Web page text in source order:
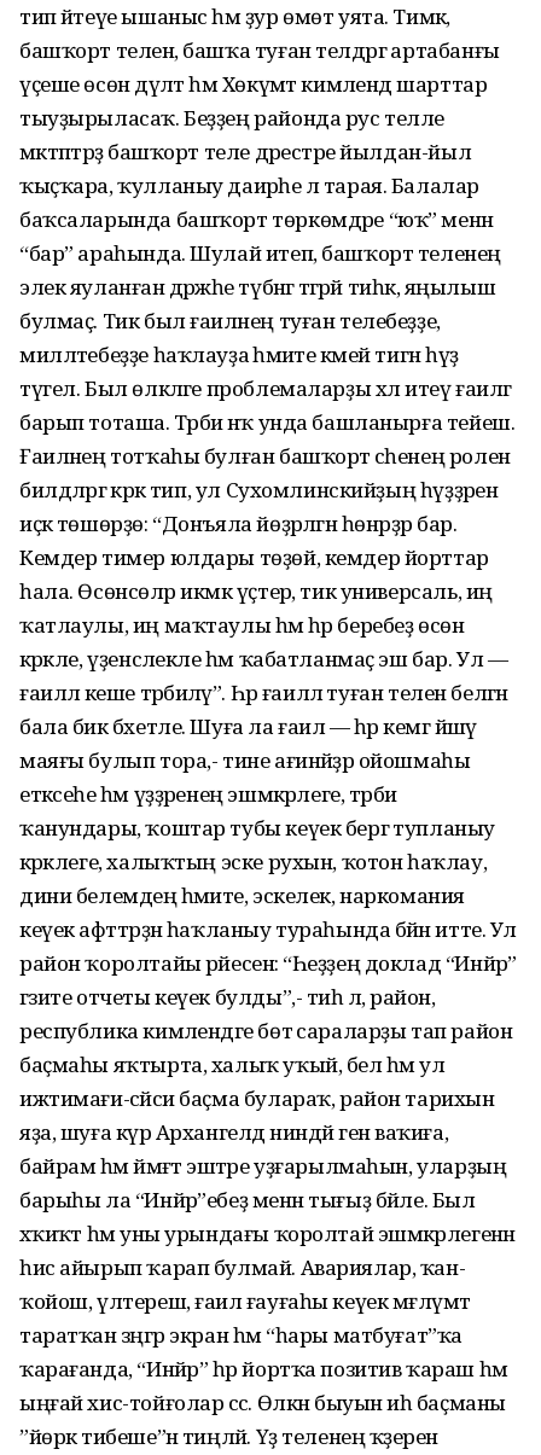
тип әйтеүе ышаныс һәм ҙур өмөт уята. Тимәк,
башҡорт теленә, башҡа туған телдәргә артабанғы
үҫеше өсөн дәүләт һәм Хөкүмәт кимәлендә шарттар
тыуҙырыласаҡ. Беҙҙең районда рус телле
мәктәптәрҙә башҡорт теле дәрестәре йылдан-йыл
ҡыҫҡара, ҡулланыу даирәһе лә тарая. Балалар
баҡсаларында башҡорт төркөмдәре “юҡ” менән
“бар” араһында. Шулай итеп, башҡорт теленең
элек яуланған дәрәжәһе түбәнгә тәгәрәй тиһәк, яңылыш
булмаҫ. Тик был ғаиләнең туған телебеҙҙе,
милләтебеҙҙе һаҡлауҙа әһәмиәте кәмей тигән һүҙ
түгел. Был өлкәләге проблемаларҙы хәл итеү ғаиләгә
барып тоташа. Тәрбиә нәҡ унда башланырға тейеш.
Ғаиләнең тотҡаһы булған башҡорт әсәһенең ролен
билдәләргә кәрәк тип, ул Сухомлинскийҙың һүҙҙәрен
иҫкә төшөрҙө: “Донъяла йөҙәрләгән һөнәрҙәр бар.
Кемдер тимер юлдары төҙөй, кемдер йорттар
һала. Өсөнсөләр икмәк үҫтерә, тик универсаль, иң
ҡатлаулы, иң маҡтаулы һәм һәр беребеҙ өсөн
кәрәкле, үҙенсәлекле һәм ҡабатланмаҫ эш бар. Ул —
ғаиләлә кеше тәрбиәләү”. Һәр ғаиләлә туған телен белгән
бала бик бәхетле. Шуға ла ғаилә — һәр кемгә йәшәү
маяғы булып тора,- тине ағинәйҙәр ойошмаһы
етәксеһе һәм үҙҙәренең эшмәкәрлеге, тәрбиә
ҡанундары, ҡоштар тубы кеүек бергә тупланыу
кәрәклеге, халыҡтың эске рухын, ҡотон һаҡлау,
дини белемдең әһәмиәте, эскелек, наркомания
кеүек афәттәрҙән һаҡланыу тураһында бәйән итте. Ул
район ҡоролтайы рәйесенә: “Һеҙҙең доклад “Инйәр”
гәзите отчеты кеүек булды”,- тиһә лә, район,
республика кимәлендәге бөтә сараларҙы тап район
баҫмаһы яҡтырта, халыҡ уҡый, белә һәм ул
ижтимағи-сәйәси баҫма булараҡ, район тарихын
яҙа, шуға күрә Архангелдә ниндәй генә ваҡиға,
байрам һәм йәмәғәт эштәре уҙғарылмаһын, уларҙың
барыһы ла “Инйәр”ебеҙ менән тығыҙ бәйле. Был
хәҡиҡәт һәм уны урындағы ҡоролтай эшмәкәрлегенән
һис айырып ҡарап булмай. Авариялар, ҡан-
ҡойош, үлтереш, ғаилә ғауғаһы кеүек мәғлүмәт
таратҡан зәңгәр экран һәм “һары матбуғат”ҡа
ҡарағанда, “Инйәр” һәр йортҡа позитив ҡараш һәм
ыңғай хис-тойғолар сәсә. Өлкән быуын иһә баҫманы
”йөрәк тибеше”нә тиңләй. Үҙ теленең ҡәҙерен